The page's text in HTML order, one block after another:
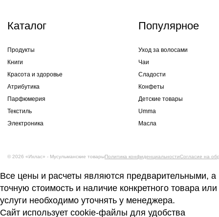
Каталог
Продукты
Книги
Красота и здоровье
Атрибутика
Парфюмерия
Текстиль
Электроника
Популярное
Уход за волосами
Чаи
Сладости
Конфеты
Детские товары
Umma
Масла
© 2026 «Ихлас» - Мусульманские товарыПолитика конфиденциальностиСогласие на
Все цены и расчеты являются предварительными, а
точную стоимость и наличие конкретного товара или
услуги необходимо уточнять у менеджера.
Сайт использует cookie-файлы для удобства